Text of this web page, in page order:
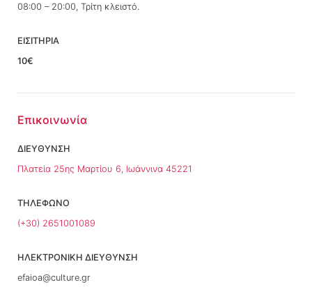
08:00 – 20:00, Τρίτη κλειστό.
ΕΙΣΙΤΗΡΙΑ
10€
Επικοινωνία
ΔΙΕΥΘΥΝΣΗ
Πλατεία 25ης Μαρτίου 6, Ιωάννινα 45221
ΤΗΛΕΦΩΝΟ
(+30) 2651001089
ΗΛΕΚΤΡΟΝΙΚΗ ΔΙΕΥΘΥΝΣΗ
efaioa@culture.gr